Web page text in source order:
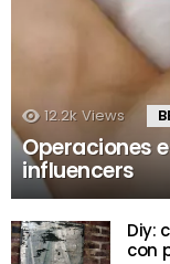
12.2k Views
Operaciones
influencers
Diy:
con